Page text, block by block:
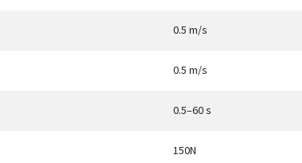
0.5 m/s
0.5 m/s
0.5–60 s
150N